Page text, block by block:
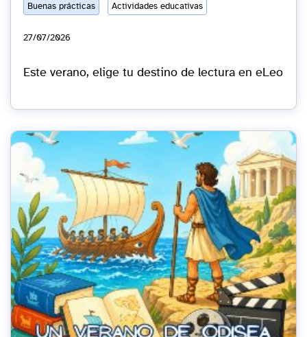
27/07/2026
Buenas prácticas Actividades educativas
Este verano, elige tu destino de lectura en eLeo